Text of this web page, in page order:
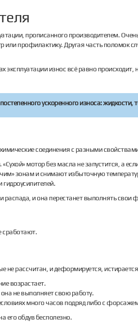
прописанного производителем.
профилактику. Другая часть поломок
износ всё равно происходит,
ускоренного износа: жидкости,
соединения с разными
мотор без масла не запустится, а
зонам и снимают избыточную
распада, и она перестанет выполнять свои
сработают.
не рассчитан, и деформируется,
возрастает.
не выполняет свою работу.
много часов подряд либо с
его обдув бесполезно.